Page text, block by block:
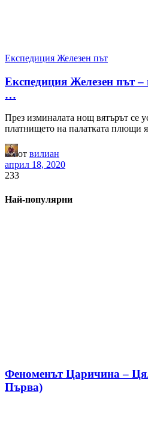
Експедиция Железен път
Експедиция Железен път
…
През изминалата нощ вятърът се
платнището на палатката плющи
от вилиан
април 18, 2020
233
Най-популярни
Феноменът Царичина –
Първа)